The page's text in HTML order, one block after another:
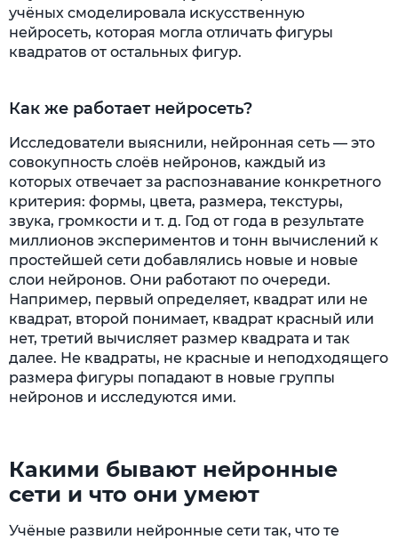
учёных смоделировала искусственную
нейросеть, которая могла отличать фигуры
квадратов от остальных фигур.
Как же работает нейросеть?
Исследователи выяснили, нейронная сеть — это
совокупность слоёв нейронов, каждый из
которых отвечает за распознавание конкретного
критерия: формы, цвета, размера, текстуры,
звука, громкости и т. д. Год от года в результате
миллионов экспериментов и тонн вычислений к
простейшей сети добавлялись новые и новые
слои нейронов. Они работают по очереди.
Например, первый определяет, квадрат или не
квадрат, второй понимает, квадрат красный или
нет, третий вычисляет размер квадрата и так
далее. Не квадраты, не красные и неподходящего
размера фигуры попадают в новые группы
нейронов и исследуются ими.
Какими бывают нейронные
сети и что они умеют
Учёные развили нейронные сети так, что те